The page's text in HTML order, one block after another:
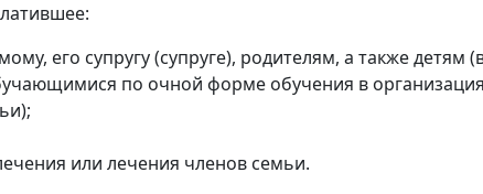
его супругу (супруге), родителям, а также детям
по очной форме обучения в
или лечения членов семьи.